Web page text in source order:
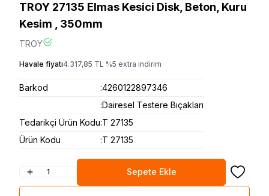
TROY 27135 Elmas Kesici Disk, Beton, Kuru
Kesim , 350mm
TROY
Havale fiyatı4.317,85 TL %5 extra indirim
Barkod :4260122897346
:Dairesel Testere Bıçakları
Tedarikçi Ürün Kodu:T 27135
Ürün Kodu
:T 27135
Sepete Ekle Favoriye